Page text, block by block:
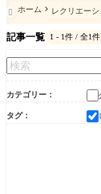
 ホーム レクリエーシ
記事一覧 1 - 1件 / 全1件
カテゴリー
タグ